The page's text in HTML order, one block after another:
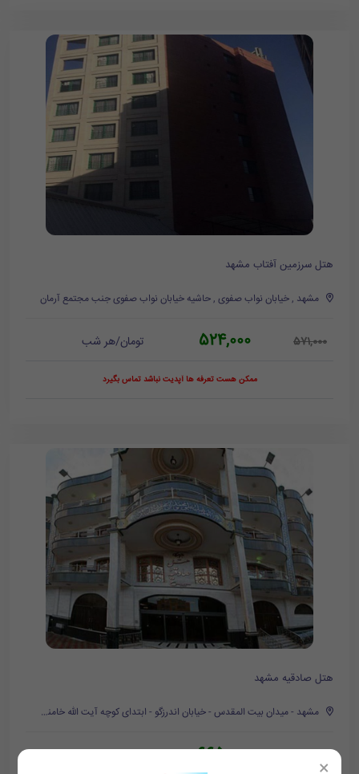
هتل سرزمین آفتاب مشهد
مشهد , خیابان نواب صفوی , حاشیه خیابان نواب صفوی جنب مجتمع آرمان
571,000
524,000 تومان/هر شب
ممکن هست تعرفه ها آپدیت نباشد تماس بگیرد
هتل صادقیه مشهد
مشهد - میدان بیت المقدس - خیابان اندرزگو - ابتدای کوچه آیت الله خامنه ای
665,000